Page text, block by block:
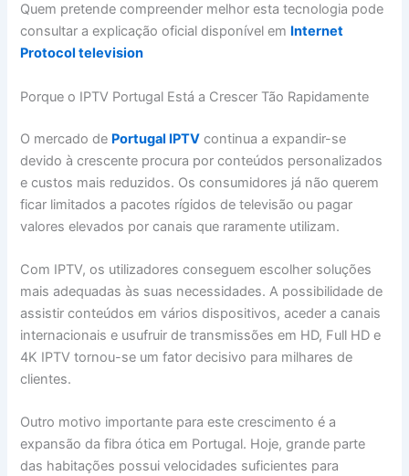
Quem pretende compreender melhor esta tecnologia pode
consultar a explicação oficial disponível em Internet
Protocol television
Porque o IPTV Portugal Está a Crescer Tão Rapidamente
O mercado de Portugal IPTV continua a expandir-se
devido à crescente procura por conteúdos personalizados
e custos mais reduzidos. Os consumidores já não querem
ficar limitados a pacotes rígidos de televisão ou pagar
valores elevados por canais que raramente utilizam.
Com IPTV, os utilizadores conseguem escolher soluções
mais adequadas às suas necessidades. A possibilidade de
assistir conteúdos em vários dispositivos, aceder a canais
internacionais e usufruir de transmissões em HD, Full HD e
4K IPTV tornou-se um fator decisivo para milhares de
clientes.
Outro motivo importante para este crescimento é a
expansão da fibra ótica em Portugal. Hoje, grande parte
das habitações possui velocidades suficientes para